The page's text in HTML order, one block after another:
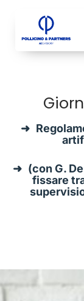
(con G.
fissare